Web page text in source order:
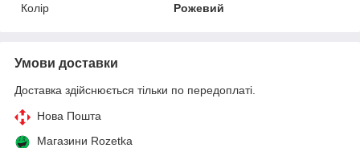
Колір
Рожевий
Умови доставки
Доставка здійснюється тільки по передоплаті.
Нова Пошта
Магазини Rozetka